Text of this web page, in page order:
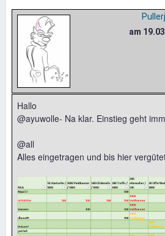
am
Hallo
@ayuwolle- Na klar. Einstieg geht
@all
Alles eingetragen und bis hier